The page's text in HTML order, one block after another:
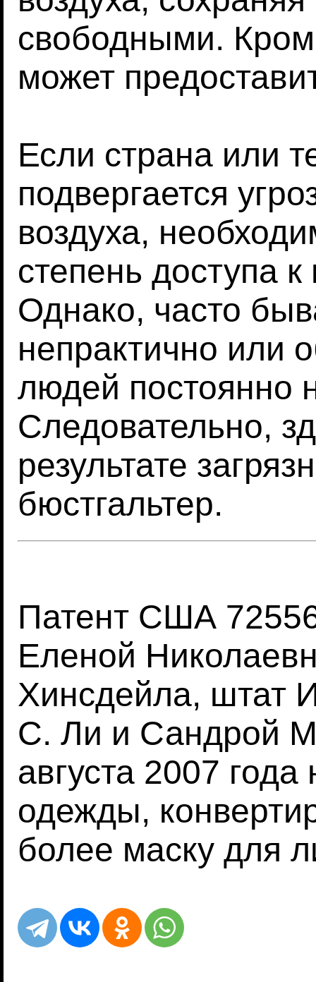
свободными.
может
Если страна или
подвергается
воздуха,
степень доступа
Однако, часто
непрактично или
людей постоянно
Следовательно,
результате
бюстгальтер.
Патент США
Еленой
Хинсдейла, штат
С. Ли и Сандрой
августа 2007 года
одежды,
более маску для